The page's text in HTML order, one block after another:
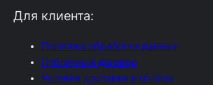
Для клиента:
Политика обработки данных
Публичный договор
Условия доставки и оплаты